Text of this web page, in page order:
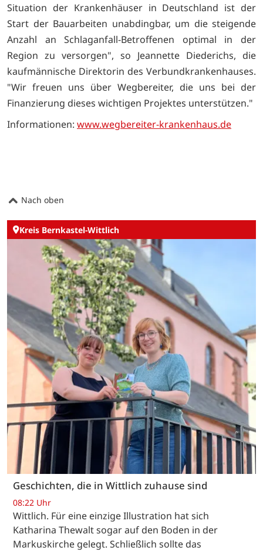
Situation der Krankenhäuser in Deutschland ist der
Start der Bauarbeiten unabdingbar, um die steigende
Anzahl an Schlaganfall-Betroffenen optimal in der
Region zu versorgen", so Jeannette Diederichs, die
kaufmännische Direktorin des Verbundkrankenhauses.
"Wir freuen uns über Wegbereiter, die uns bei der
Finanzierung dieses wichtigen Projektes unterstützen."
Informationen: www.wegbereiter-krankenhaus.de
Nach oben
Kreis Bernkastel-Wittlich
Geschichten, die in Wittlich zuhause sind
08:22 Uhr
Wittlich. Für eine einzige Illustration hat sich
Katharina Thewalt sogar auf den Boden in der
Markuskirche gelegt. Schließlich sollte das